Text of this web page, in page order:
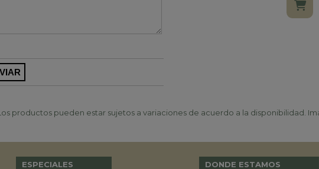
productos pueden estar sujetos a variaciones de acuerdo a la disponibilidad.
ESPECIALES DONDE ESTAMOS